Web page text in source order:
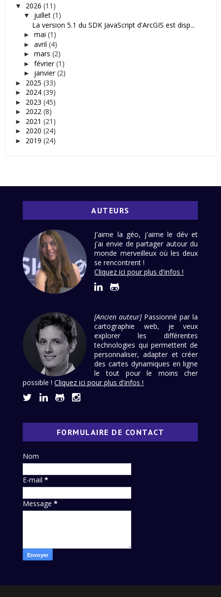
▼ 2026 (11)
▼ juillet (1)
La version 5.1 du SDK JavaScript d'ArcGIS est disp...
► mai (1)
► avril (4)
► mars (2)
► février(1)
► janvier(2)
► 2025 (33)
► 2024 (39)
► 2023 (45)
► 2022 (8)
► 2021 (21)
► 2020 (24)
► 2019 (24)
AUTEURS
J'aime la géo, j'aime le dév et
j'ai envie de partager autour du
monde merveilleux où les deux
se rencontrent !
Cliquez ici pour plus d'infos !
[Ancien auteur]Passionné par la
cartographie web, je veux
explorer les différentes
technologies qui permettent de
personnaliser, adapter et créer
des cartes dynamiques en ligne
le tout pour le moins cher
possible !Cliquez ici pour plus d'infos !
FORMULAIRE DE CONTACT
Nom
E-mail*
Message*